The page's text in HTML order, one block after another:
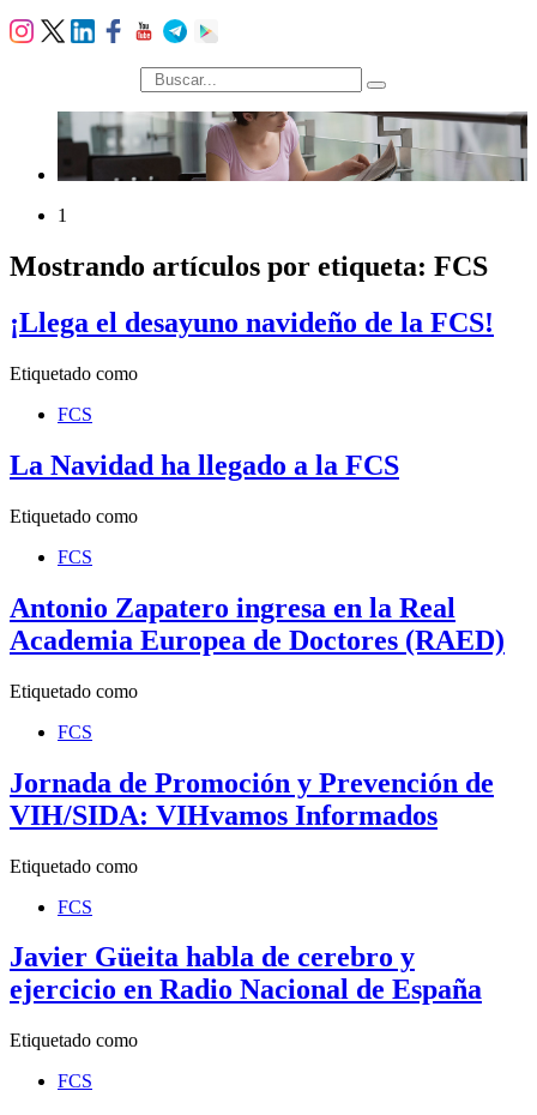
búsqueda
1
Mostrando artículos por etiqueta: FCS
¡Llega el desayuno navideño de la FCS!
Etiquetado como
FCS
La Navidad ha llegado a la FCS
Etiquetado como
FCS
Antonio Zapatero ingresa en la Real
Academia Europea de Doctores (RAED)
Etiquetado como
FCS
Jornada de Promoción y Prevención de
VIH/SIDA: VIHvamos Informados
Etiquetado como
FCS
Javier Güeita habla de cerebro y
ejercicio en Radio Nacional de España
Etiquetado como
FCS